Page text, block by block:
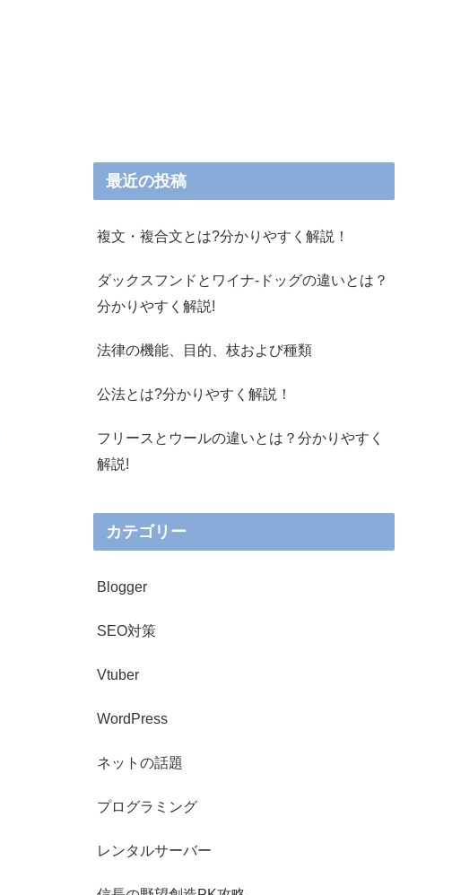
最近の投稿
複文・複合文とは?分かりやすく解説！
ダックスフンドとワイナ-ドッグの違いとは？
分かりやすく解説!
法律の機能、目的、枝および種類
公法とは?分かりやすく解説！
フリースとウールの違いとは？分かりやすく
解説!
カテゴリー
Blogger
SEO対策
Vtuber
WordPress
ネットの話題
プログラミング
レンタルサーバー